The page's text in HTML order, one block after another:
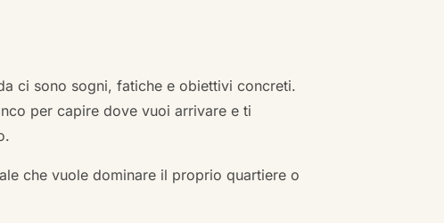
ci sono sogni, fatiche e obiettivi concreti.
per capire dove vuoi arrivare e ti
che vuole dominare il proprio quartiere o